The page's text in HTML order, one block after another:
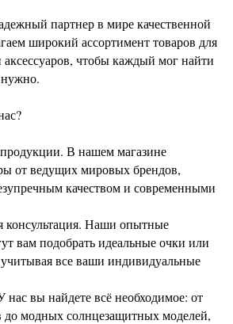
партнер в мире качественной
широкий ассортимент товаров для
аксессуаров, чтобы каждый мог найти
В нашем магазине
от ведущих мировых брендов,
качеством и современными
консультация. Наши опытные
вам подобрать идеальные очки или
все ваши индивидуальные
вы найдете всё необходимое: от
до модных солнцезащитных моделей,